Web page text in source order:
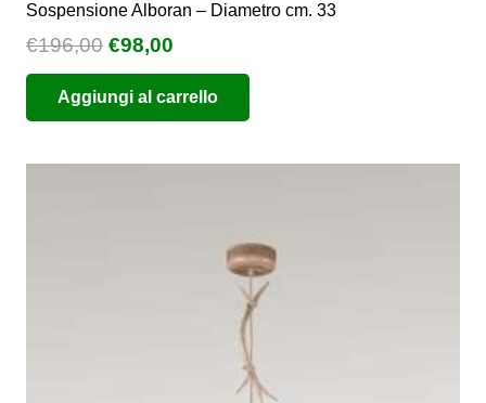
Sospensione Alboran – Diametro cm. 33
€196,00 Il
prezzo
originale
era:
€98,00
prezzo
attuale
è:
Aggiungi al carrello